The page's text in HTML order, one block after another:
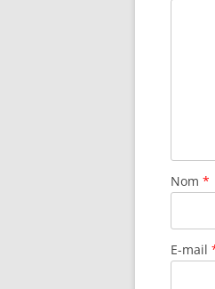
Nom *
E-mail